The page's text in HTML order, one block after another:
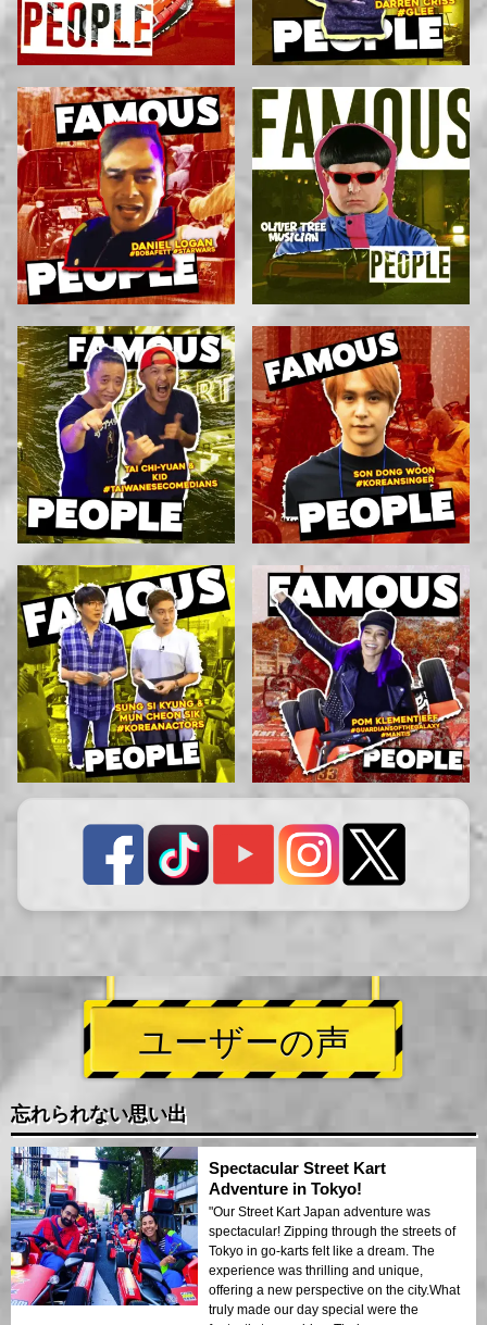
ユーザーの声
忘れられない思い出
Spectacular Street Kart
Adventure in Tokyo!
"Our Street Kart Japan adventure was
spectacular! Zipping through the streets of
Tokyo in go-karts felt like a dream. The
experience was thrilling and unique,
offering a new perspective on the city.What
truly made our day special were the